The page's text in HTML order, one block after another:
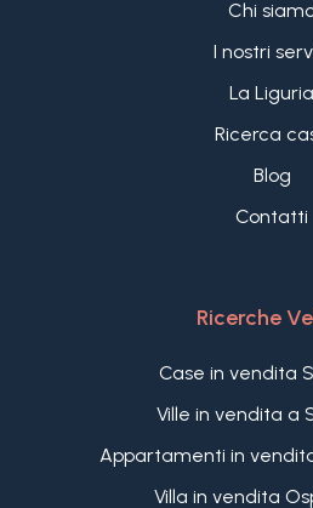
Chi
I nostri
La Liguria
Ricerca
Blog
Contatti
Ricerche
Case in vendita
Ville in vendita a
Appartamenti in
Villa in vendita